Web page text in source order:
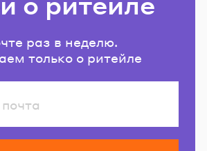
раз в неделю.
только о ритейле